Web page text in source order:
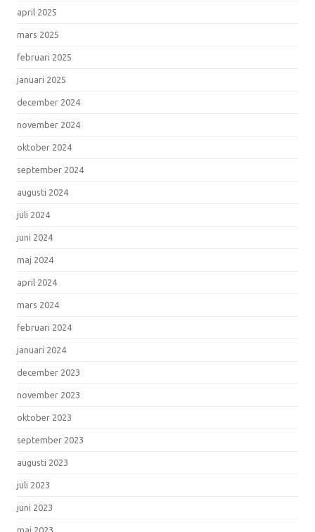
april 2025
mars 2025
februari 2025
januari 2025
december 2024
november 2024
oktober 2024
september 2024
augusti 2024
juli 2024
juni 2024
maj 2024
april 2024
mars 2024
februari 2024
januari 2024
december 2023
november 2023
oktober 2023
september 2023
augusti 2023
juli 2023
juni 2023
maj 2023